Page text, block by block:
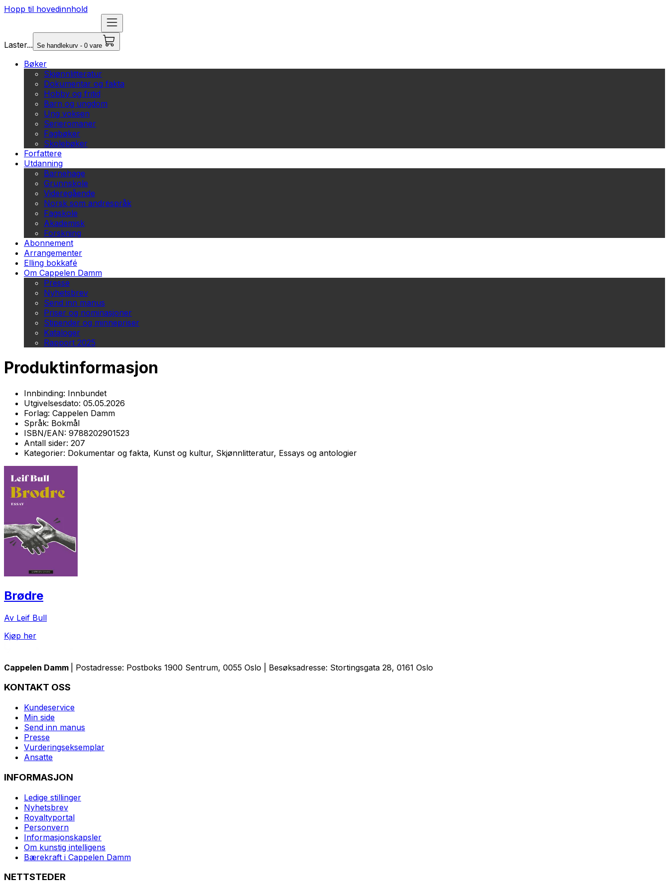
Hopp til hovedinnhold
Laster... Se handlekurv - 0 vare
Bøker
Skjønnlitteratur
Dokumentar og fakta
Hobby og fritid
Barn og ungdom
Ung voksen
Serieromaner
Fagbøker
Skolebøker
Forfattere
Utdanning
Barnehage
Grunnskole
Videregående
Norsk som andrespråk
Fagskole
Akademisk
Forskning
Abonnement
Arrangementer
Elling bokkafé
Om Cappelen Damm
Presse
Nyhetsbrev
Send inn manus
Priser og nominasjoner
Stipender og minnepriser
Kataloger
Rapport 2025
Produktinformasjon
Innbinding: Innbundet
Utgivelsesdato: 05.05.2026
Forlag: Cappelen Damm
Språk: Bokmål
ISBN/EAN: 9788202901523
Antall sider: 207
Kategorier: Dokumentar og fakta, Kunst og kultur, Skjønnlitteratur, Essays og antologier
Brødre
Av Leif Bull
Kjøp her
Cappelen Damm | Postadresse: Postboks 1900 Sentrum, 0055 Oslo | Besøksadresse: Stortingsgata 28, 0161 Oslo
KONTAKT OSS
Kundeservice
Min side
Send inn manus
Presse
Vurderingseksemplar
Ansatte
INFORMASJON
Ledige stillinger
Nyhetsbrev
Royaltyportal
Personvern
Informasjonskapsler
Om kunstig intelligens
Bærekraft i Cappelen Damm
NETTSTEDER